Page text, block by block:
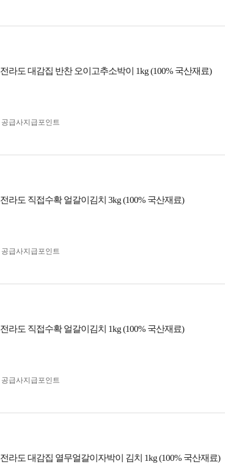
전라도 대감집 반찬 오이고추소박이 1kg (100% 국산재료)
공급사지급포인트
전라도 직접수확 얼갈이김치 3kg (100% 국산재료)
공급사지급포인트
전라도 직접수확 얼갈이김치 1kg (100% 국산재료)
공급사지급포인트
전라도 대감집 열무얼갈이자박이 김치 1kg (100% 국산재료)